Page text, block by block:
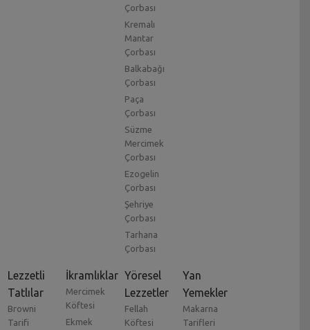
Çorbası
Kremalı
Mantar
Çorbası
Balkabağı
Çorbası
Paça
Çorbası
Süzme
Mercimek
Çorbası
Ezogelin
Çorbası
Şehriye
Çorbası
Tarhana
Çorbası
Lezzetli
Tatlılar
Browni
Tarifi
İkramlıklar
Mercimek
Köftesi
Ekmek
Yöresel
Lezzetler
Fellah
Köftesi
Yan
Yemekler
Makarna
Tarifleri